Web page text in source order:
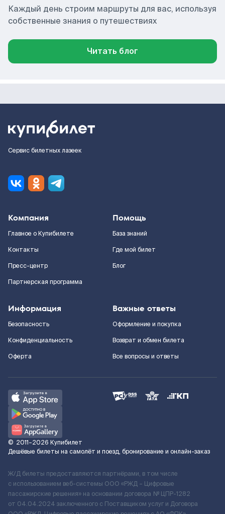
Каждый день строим маршруты для вас, используя
собственные знания о путешествиях
Читать блог
Сервис билетных лазеек
Компания
Главное о Купибилете
Контакты
Пресс-центр
Партнерская программа
Помощь
База знаний
Где мой билет
Блог
Информация
Безопасность
Конфиденциальность
Оферта
Важные ответы
Оформление и покупка
Возврат и обмен билета
Все вопросы и ответы
© 2011–2026 Купибилет
Дешёвые билеты на самолёт и поезд, бронирование и онлайн-заказ
Ж/Д билеты предоставляются партнёрами, в том числе
с использованием веб-системы ООО «РЖД – Цифровые
пассажирские решения» на основании договора № ЦПР-1282
от 04.04.2024 заключенного с Поставщиком услуг и Договора